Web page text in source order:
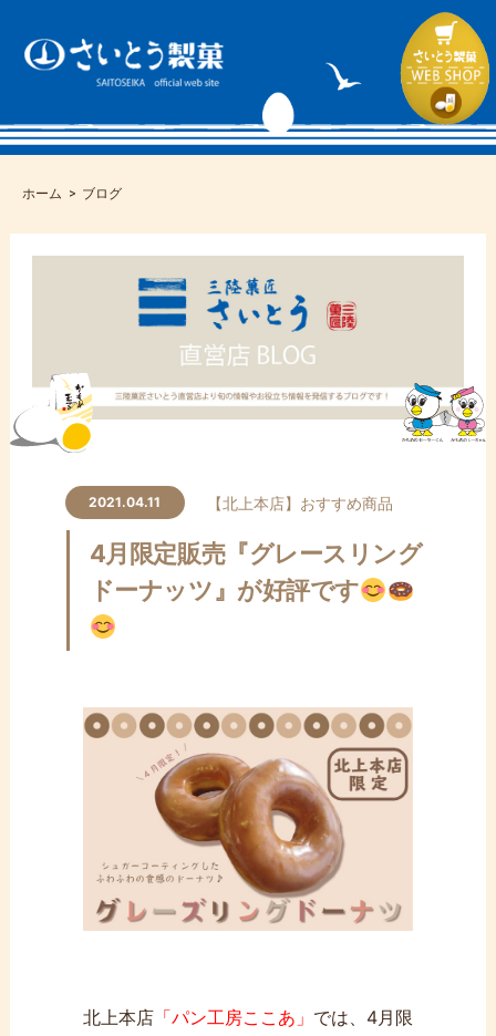
ホーム ブログ
2021.04.11 【北上本店】 おすすめ商品
4月限定販売『グレースリング
ドーナッツ』が好評です
北上本店「パン工房ここあ」 では、4月限